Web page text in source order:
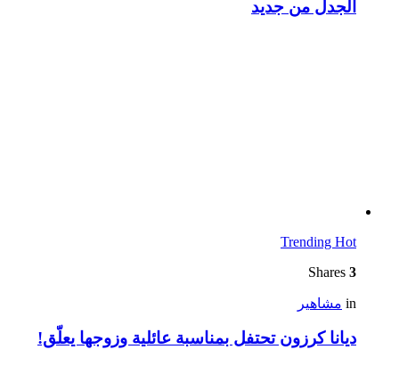
الجدل من جديد
Trending Hot
3
in مشاهير
ديانا كرزون تحتفل بمناسبة عائلية وزوجها يعلّق!